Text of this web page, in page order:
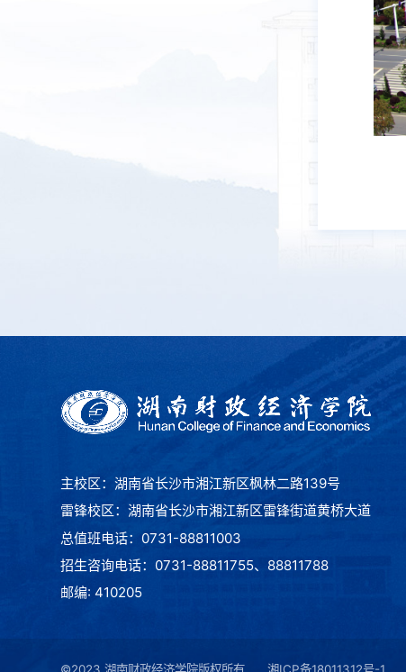
主校区：湖南省长沙市湘江新区枫林二路139号
雷锋校区：湖南省长沙市湘江新区雷锋街道黄桥大道
总值班电话：0731-88811003
招生咨询电话：0731-88811755、88811788
邮编: 410205